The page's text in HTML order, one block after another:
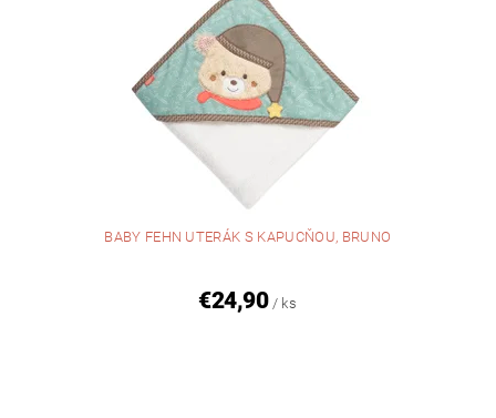
BABY FEHN UTERÁK S KAPUCŇOU, BRUNO
€24,90 / ks